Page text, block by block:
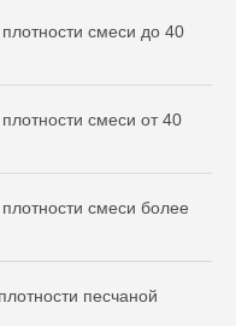
смеси до 40
смеси от 40
смеси более
песчаной